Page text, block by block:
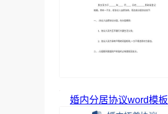
婚内分居协议word模板